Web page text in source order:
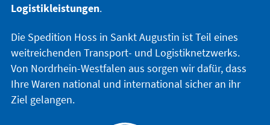
Logistikleistungen.
Die Spedition Hoss in Sankt Augustin ist Teil eines
weitreichenden Transport- und Logistiknetzwerks.
Von Nordrhein-Westfalen aus sorgen wir dafür, dass
Ihre Waren national und international sicher an ihr
Ziel gelangen.